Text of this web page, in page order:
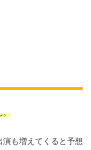
。
も増えてくると予想